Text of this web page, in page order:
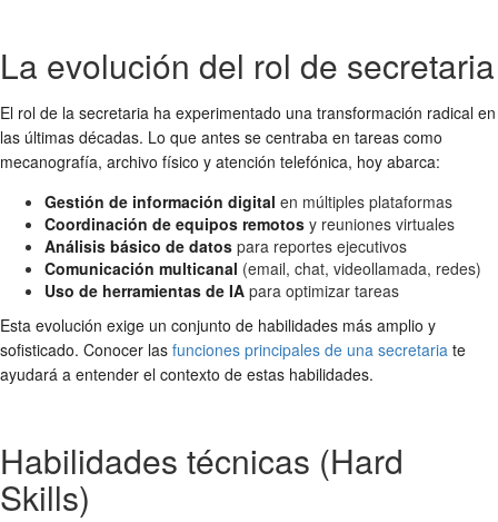
La evolución del rol de secretaria
El rol de la secretaria ha experimentado una transformación radical en
las últimas décadas. Lo que antes se centraba en tareas como
mecanografía, archivo físico y atención telefónica, hoy abarca:
Gestión de información digital en múltiples plataformas
Coordinación de equipos remotos y reuniones virtuales
Análisis básico de datos para reportes ejecutivos
Comunicación multicanal (email, chat, videollamada, redes)
Uso de herramientas de IA para optimizar tareas
Esta evolución exige un conjunto de habilidades más amplio y
sofisticado. Conocer las funciones principales de una secretaria te
ayudará a entender el contexto de estas habilidades.
Habilidades técnicas (Hard
Skills)